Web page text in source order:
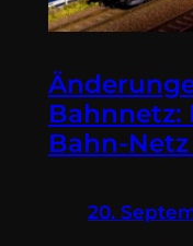
Bahnnetz:
Bahn-
20.